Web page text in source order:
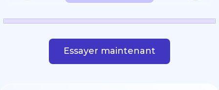
Essayer maintenant